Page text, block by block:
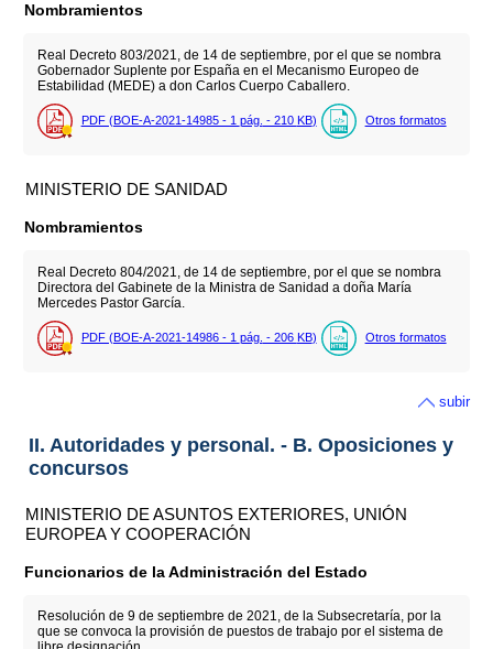
Nombramientos
Real Decreto 803/2021, de 14 de septiembre, por el que se nombra
Gobernador Suplente por España en el Mecanismo Europeo de
Estabilidad (MEDE) a don Carlos Cuerpo Caballero.
PDF (BOE-A-2021-14985 - 1 pág. - 210 KB) Otros formatos
MINISTERIO DE SANIDAD
Nombramientos
Real Decreto 804/2021, de 14 de septiembre, por el que se nombra
Directora del Gabinete de la Ministra de Sanidad a doña María
Mercedes Pastor García.
PDF (BOE-A-2021-14986 - 1 pág. - 206 KB) Otros formatos
subir
II. Autoridades y personal. - B. Oposiciones y
concursos
MINISTERIO DE ASUNTOS EXTERIORES, UNIÓN
EUROPEA Y COOPERACIÓN
Funcionarios de la Administración del Estado
Resolución de 9 de septiembre de 2021, de la Subsecretaría, por la
que se convoca la provisión de puestos de trabajo por el sistema de